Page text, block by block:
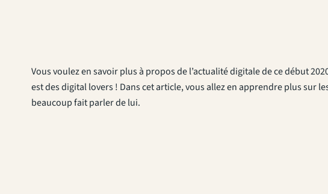
Vous voulez en savoir plus à propos de l’actualité digitale de ce début
est des digital lovers ! Dans cet article, vous allez en apprendre plus sur
beaucoup fait parler de lui.